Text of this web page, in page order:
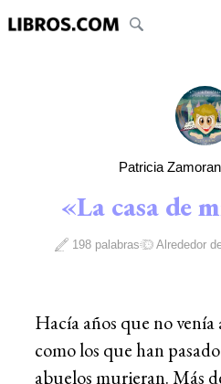
Patricia
«La casa de
198 palabras Alrededor
Hacía años que no
como los que han
abuelos murieran. Más